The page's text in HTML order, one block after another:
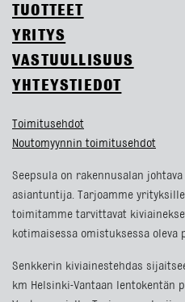
TUOTTEET
YRITYS
VASTUULLISUUS
YHTEYSTIEDOT
Toimitusehdot
Noutomyynnin toimitusehdot
Seepsula on rakennusalan
asiantuntija. Tarjoamme
toimitamme tarvittavat
kotimaisessa omistuksessa oleva
Senkkerin kiviainestehdas
km Helsinki-Vantaan lentokentän